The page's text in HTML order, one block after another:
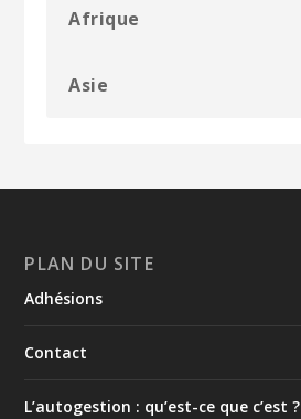
Afrique
Asie
PLAN DU SITE
Adhésions
Contact
L’autogestion : qu’est-ce que c’est ?